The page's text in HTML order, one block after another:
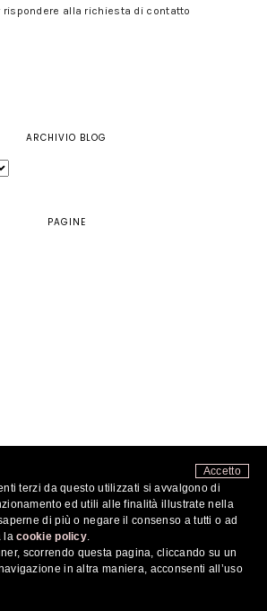
alla richiesta di contatto
ARCHIVIO BLOG
PAGINE
Accetto
terzi da questo utilizzati si avvalgono di
ed utili alle finalità illustrate nella
di più o negare il consenso a tutti o ad
lacookie policy.
scorrendo questa pagina, cliccando su un
in altra maniera, acconsenti all’uso